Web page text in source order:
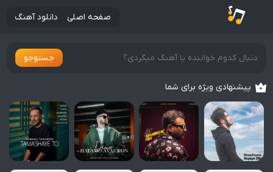
صفحه اصلی دانلود آهنگ
جستوجو
پیشنهادی ویژه برای شما